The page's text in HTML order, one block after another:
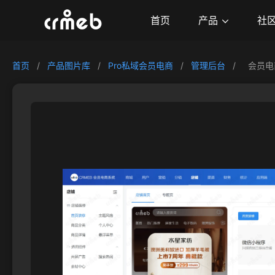
首页 产品 社
首页 / 产品图片库 / Pro私域会员电商 / 管理后台 / 会员